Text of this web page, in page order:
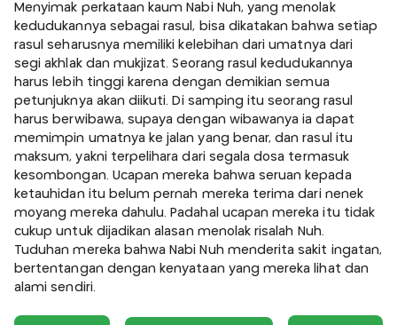
Menyimak perkataan kaum Nabi Nuh, yang menolak
kedudukannya sebagai rasul, bisa dikatakan bahwa setiap
rasul seharusnya memiliki kelebihan dari umatnya dari
segi akhlak dan mukjizat. Seorang rasul kedudukannya
harus lebih tinggi karena dengan demikian semua
petunjuknya akan diikuti. Di samping itu seorang rasul
harus berwibawa, supaya dengan wibawanya ia dapat
memimpin umatnya ke jalan yang benar, dan rasul itu
maksum, yakni terpelihara dari segala dosa termasuk
kesombongan. Ucapan mereka bahwa seruan kepada
ketauhidan itu belum pernah mereka terima dari nenek
moyang mereka dahulu. Padahal ucapan mereka itu tidak
cukup untuk dijadikan alasan menolak risalah Nuh.
Tuduhan mereka bahwa Nabi Nuh menderita sakit ingatan,
bertentangan dengan kenyataan yang mereka lihat dan
alami sendiri.